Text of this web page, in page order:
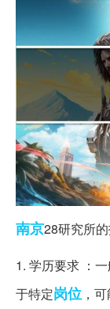
南京28研究所
1. 学历要求 ：
于特定岗位 ，